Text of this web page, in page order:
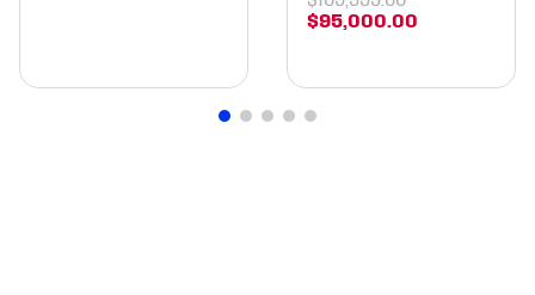
$95,000.00